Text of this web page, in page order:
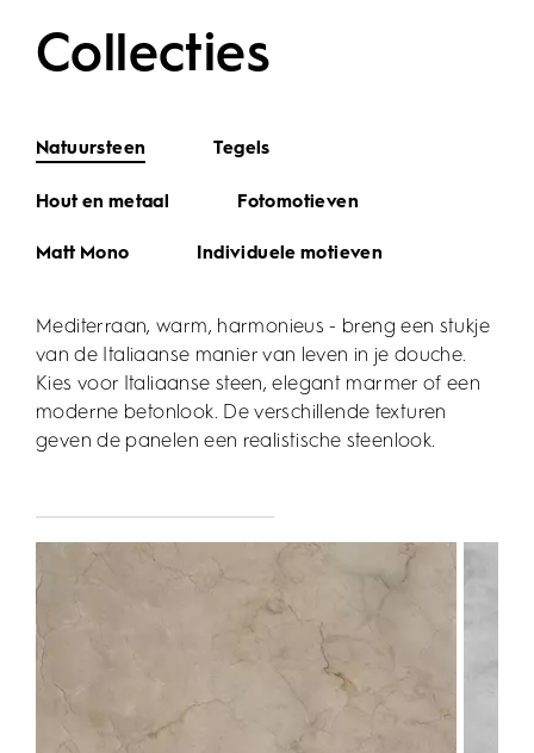
Collecties
Natuursteen Tegels
Hout en metaal Fotomotieven
Matt Mono Individuele motieven
Mediterraan, warm, harmonieus - breng een stukje
van de Italiaanse manier van leven in je douche.
Kies voor Italiaanse steen, elegant marmer of een
moderne betonlook. De verschillende texturen
geven de panelen een realistische steenlook.